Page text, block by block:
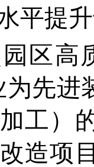
平提
园区高
为先进
工）
造项